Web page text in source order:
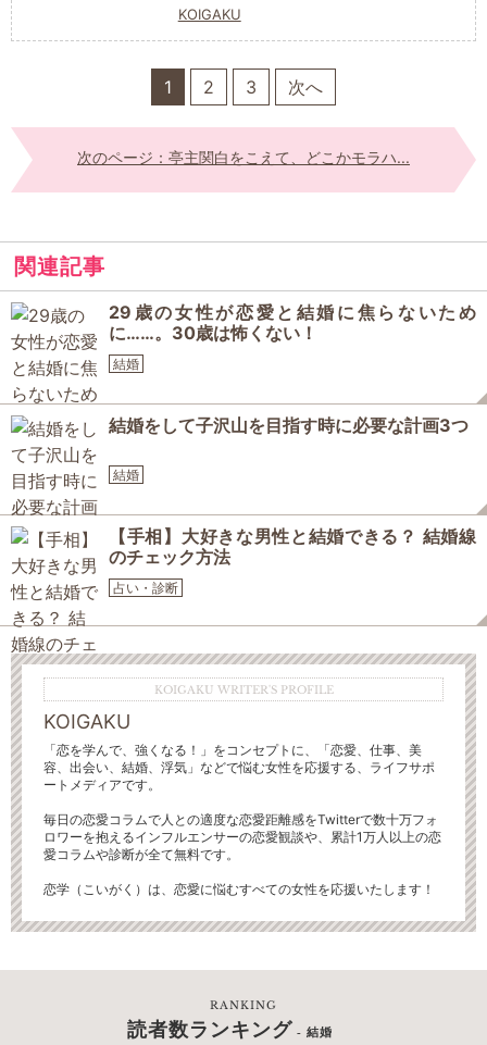
KOIGAKU
1 2 3 次へ
次のページ：亭主関白をこえて、どこかモラハ...
関連記事
29歳の女性が恋愛と結婚に焦らないため
に……。30歳は怖くない！
結婚
結婚をして子沢山を目指す時に必要な計画3つ
結婚
【手相】大好きな男性と結婚できる？ 結婚線
のチェック方法
占い・診断
KOIGAKU WRITER'S PROFILE
KOIGAKU
「恋を学んで、強くなる！」をコンセプトに、「恋愛、仕事、美
容、出会い、結婚、浮気」などで悩む女性を応援する、ライフサポ
ートメディアです。
毎日の恋愛コラムで人との適度な恋愛距離感をTwitterで数十万フォ
ロワーを抱えるインフルエンサーの恋愛観談や、累計1万人以上の恋
愛コラムや診断が全て無料です。
恋学（こいがく）は、恋愛に悩むすべての女性を応援いたします！
RANKING
読者数ランキング - 結婚